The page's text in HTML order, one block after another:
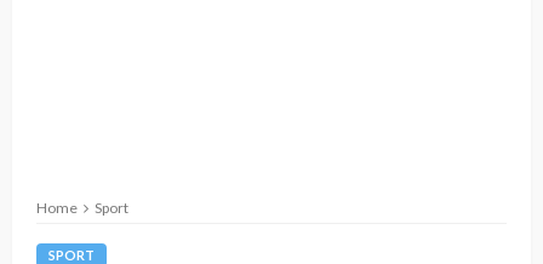
Home Sport
SPORT